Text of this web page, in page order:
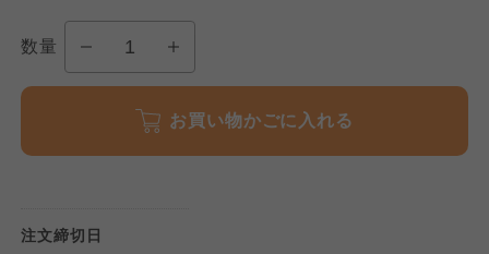
数量
お買い物かごに入れる
注文締切日